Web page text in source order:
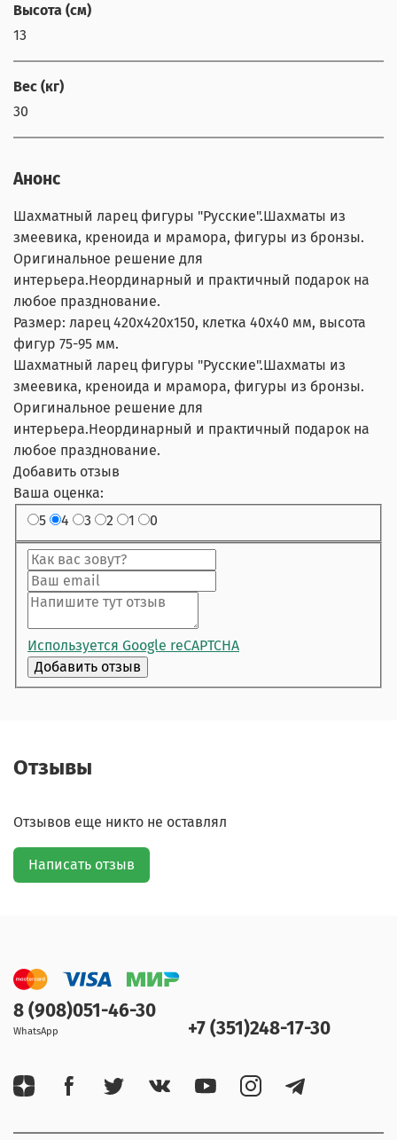
Высота (см)
13
Вес (кг)
30
Анонс
Шахматный ларец фигуры "Русские".Шахматы из
змеевика, креноида и мрамора, фигуры из бронзы.
Оригинальное решение для
интерьера.Неординарный и практичный подарок на
любое празднование.
Размер: ларец 420х420х150, клетка 40х40 мм, высота
фигур 75-95 мм.
Шахматный ларец фигуры "Русские".Шахматы из
змеевика, креноида и мрамора, фигуры из бронзы.
Оригинальное решение для
интерьера.Неординарный и практичный подарок на
любое празднование.
Добавить отзыв
Ваша оценка:
5
4 3 2 1 0
Используется Google reCAPTCHA
Отзывы
Отзывов еще никто не оставлял
Написать отзыв
8 (908)051-46-30
WhatsApp +7 (351)248-17-30